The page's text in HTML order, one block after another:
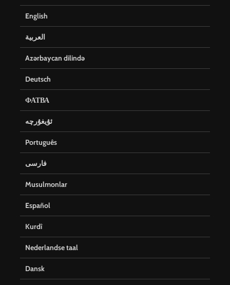
English
العربية
Azərbaycan dilində
Deutsch
ФАТВА
ئۇيغۇرچە
Português
فارسی
Musulmonlar
Español
Kurdî
Nederlandse taal
Dansk